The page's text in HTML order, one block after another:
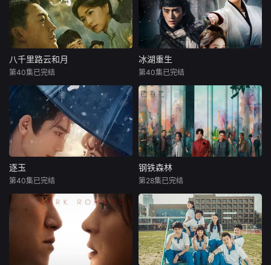
八千里路云和月
第40集已完结
冰湖重生
第40集已完结
逐玉
第40集已完结
钢铁森林
第28集已完结